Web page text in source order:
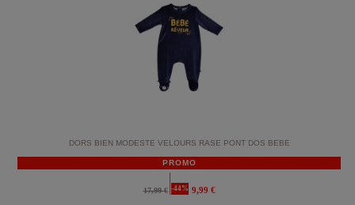
DORS BIEN MODESTE VELOURS RASE PONT DOS BEBE
PROMO
17,99 € -44% 9,99 €